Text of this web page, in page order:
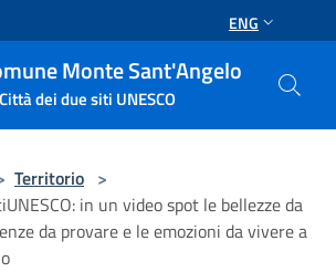
ENG
Monte Sant'Angelo
dei due siti UNESCO
Territorio >
in un video spot le bellezze da
da provare e le emozioni da vivere a